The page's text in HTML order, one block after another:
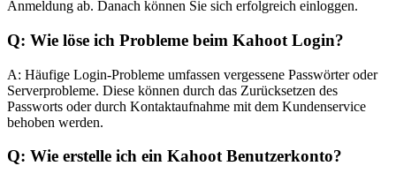
Anmeldung ab. Danach können Sie sich erfolgreich einloggen.
Q: Wie löse ich Probleme beim Kahoot Login?
A: Häufige Login-Probleme umfassen vergessene Passwörter oder
Serverprobleme. Diese können durch das Zurücksetzen des
Passworts oder durch Kontaktaufnahme mit dem Kundenservice
behoben werden.
Q: Wie erstelle ich ein Kahoot Benutzerkonto?